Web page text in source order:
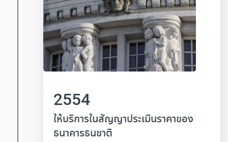
2554
ให้บริการในสัญญาประเมินราคาของ
ธนาคารธนชาติ